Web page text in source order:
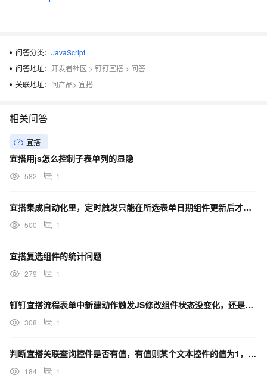
问答分类： JavaScript
问答地址： 开发者社区 > 钉钉宜搭 > 问答
关联地址： 问产品> 宜搭
相关问答
宜搭
宜搭用js怎么控制子表单列的显隐
582 1
宜搭集成自动化里，定时触发只能在所选表单日期组件更新后才能完成触发，如何解决这个问题
500 1
宜搭复选组件的统计问题
279 1
钉钉宜搭流程表单中新建动作触发JS修改组件状态没变化，还是取值流程设计中的状态
308 1
判断宜搭关联查询控件是否有值，有值则某个文本控件的值为1，否则为空，JS代码怎么写
184 1